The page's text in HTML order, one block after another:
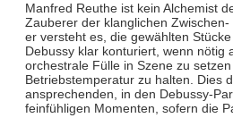
Manfred Reuthe ist kein Alchemist
Zauberer der klanglichen
er versteht es, die gewählten
Debussy klar konturiert, wenn nötig
orchestrale Fülle in Szene zu
Betriebstemperatur zu halten. Dies
ansprechenden, in den Debussy-
feinfühligen Momenten, sofern die